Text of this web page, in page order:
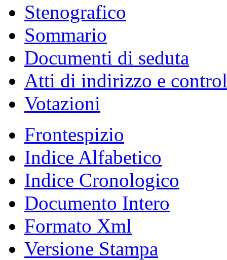
Stenografico
Sommario
Documenti di seduta
Atti di indirizzo e
Votazioni
Frontespizio
Indice Alfabetico
Indice Cronologico
Documento Intero
Formato Xml
Versione Stampa